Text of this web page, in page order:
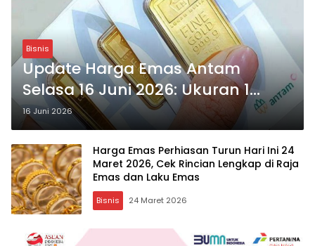
Bisnis
Update Harga Emas Antam
Selasa 16 Juni 2026: Ukuran 1
Gram hingga 1 Kg Stabil
16 Juni 2026
Harga Emas Perhiasan Turun Hari Ini 24
Maret 2026, Cek Rincian Lengkap di Raja
Emas dan Laku Emas
Bisnis 24 Maret 2026